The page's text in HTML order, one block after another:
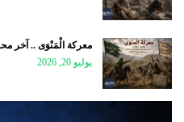
معركة الْمَنْوَى .. آخر
يوليو 20, 2026